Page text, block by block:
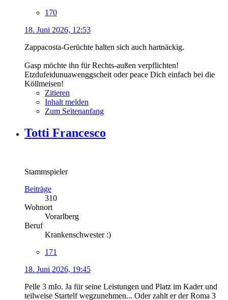
170
18. Juni 2026, 12:53
Zappacosta-Gerüchte halten sich auch hartnäckig.
Gasp möchte ihn für Rechts-außen verpflichten!
Etzdufeidunuawenggscheit oder peace Dich einfach bei die
Köllmeisen!
Zitieren
Inhalt melden
Zum Seitenanfang
Totti Francesco
Stammspieler
Beiträge
310
Wohnort
Vorarlberg
Beruf
Krankenschwester :)
171
18. Juni 2026, 19:45
Pelle 3 mIo. Ja für seine Leistungen und Platz im Kader und
teilweise Startelf wegzunehmen... Oder zahlt er der Roma 3